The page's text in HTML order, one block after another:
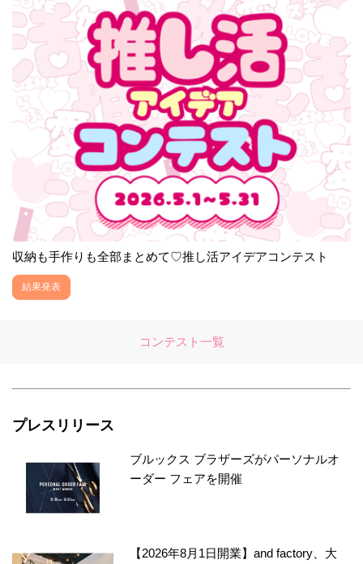
収納も手作りも全部まとめて♡推し活アイデアコンテスト
結果発表
コンテスト一覧
プレスリリース
ブルックス ブラザーズがパーソナルオ
ーダー フェアを開催
【2026年8月1日開業】and factory、大